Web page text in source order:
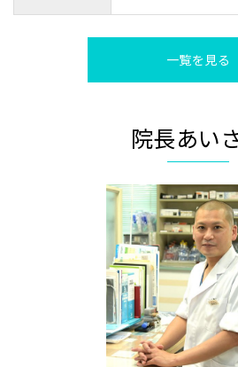
波多江外科
かかりつけ医とし
波多江外科
発熱外来について
パキス
入所空床状況
一覧を見る
院長あい